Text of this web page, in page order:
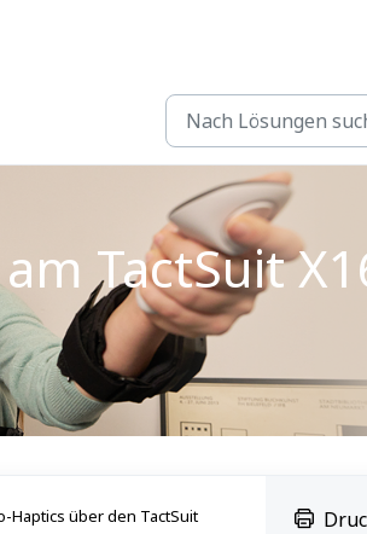
TactSuit
Haptics über den TactSuit